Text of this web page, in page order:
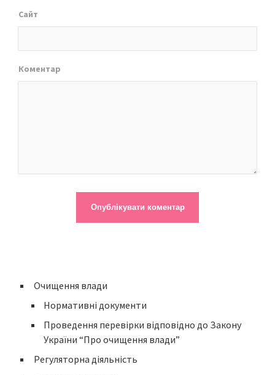
Сайт
Коментар
Очищення влади
Нормативні документи
Проведення перевірки відповідно до Закону
України “Про очищення влади”
Регуляторна діяльність